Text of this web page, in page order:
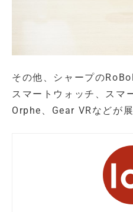
その他、シャープの
スマートウォッチ、スマ
Orphe、Gear VRなどが展